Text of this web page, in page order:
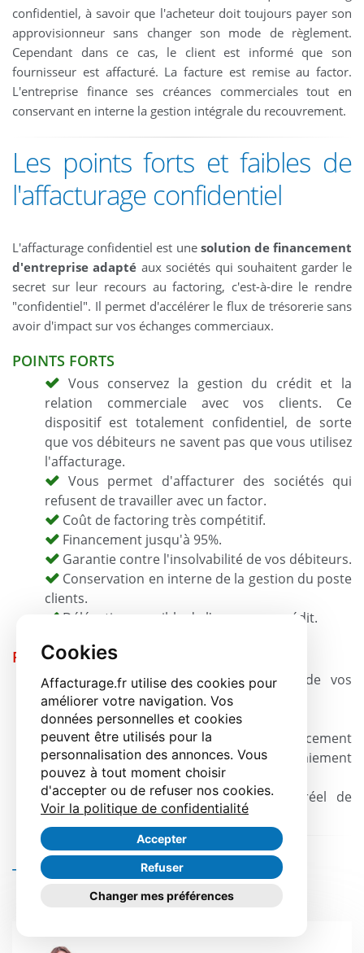
Cookies
Affacturage.fr utilise des cookies pour
améliorer votre navigation. Vos
données personnelles et cookies
peuvent être utilisés pour la
personnalisation des annonces. Vous
pouvez à tout moment choisir
d'accepter ou de refuser nos cookies.
Voir la politique de confidentialité
Accepter
Refuser
Changer mes préférences
confidentiel, à savoir que l'acheteur doit toujours payer son
approvisionneur sans changer son mode de règlement.
Cependant dans ce cas, le client est informé que son
fournisseur est affacturé. La facture est remise au factor.
L'entreprise finance ses créances commerciales tout en
conservant en interne la gestion intégrale du recouvrement.
Les points forts et faibles de
l'affacturage confidentiel
L'affacturage confidentiel est une solution de financement
d'entreprise adapté aux sociétés qui souhaitent garder le
secret sur leur recours au factoring, c'est-à-dire le rendre
"confidentiel". Il permet d'accélérer le flux de trésorerie sans
avoir d'impact sur vos échanges commerciaux.
POINTS FORTS
Vous conservez la gestion du crédit et la
relation commerciale avec vos clients. Ce
dispositif est totalement confidentiel, de sorte
que vos débiteurs ne savent pas que vous utilisez
l'affacturage.
Vous permet d'affacturer des sociétés qui
refusent de travailler avec un factor.
Coût de factoring très compétitif.
Financement jusqu'à 95%.
Garantie contre l'insolvabilité de vos débiteurs.
Conservation en interne de la gestion du poste
clients.
Délégation possible de l'assurance crédit.
POINTS FAIBLES
Obligation de remettre l'ensemble de vos
factures.
Minimum de chiffre d'affaires > 2 M€.
Votre société doit rembourser le financement
en cas de retard important ou de non-paiement
de votre client.
Vous ne connaissez le coût total réel de
l'affacturage qu'en fin de contrat.
Témoignages clients